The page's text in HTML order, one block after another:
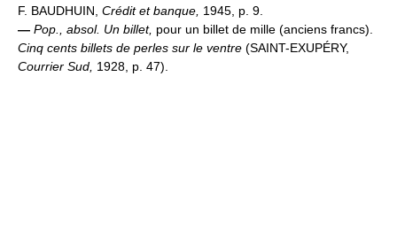
F. BAUDHUIN, Crédit et banque, 1945, p. 9.
— Pop., absol. Un billet, pour un billet de mille (anciens francs).
Cinq cents billets de perles sur le ventre (SAINT-EXUPÉRY,
Courrier Sud, 1928, p. 47).